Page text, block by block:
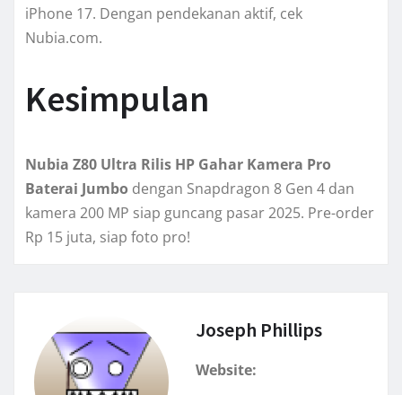
iPhone 17. Dengan pendekanan aktif, cek
Nubia.com.
Kesimpulan
Nubia Z80 Ultra Rilis HP Gahar Kamera Pro
Baterai Jumbo dengan Snapdragon 8 Gen 4 dan
kamera 200 MP siap guncang pasar 2025. Pre-order
Rp 15 juta, siap foto pro!
Joseph Phillips
Website: